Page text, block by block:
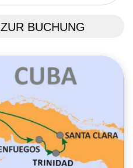
ZUR BUCHUNG